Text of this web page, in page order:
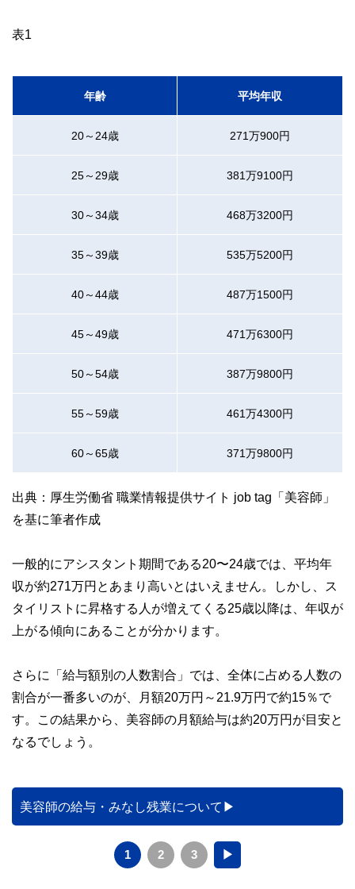
表1
年齢 平均年収
20～24歳 271万900円
25～29歳 381万9100円
30～34歳 468万3200円
35～39歳 535万5200円
40～44歳 487万1500円
45～49歳 471万6300円
50～54歳 387万9800円
55～59歳 461万4300円
60～65歳 371万9800円
出典：厚生労働省 職業情報提供サイト job tag「美容師」
を基に筆者作成
一般的にアシスタント期間である20〜24歳では、平均年
収が約271万円とあまり高いとはいえません。しかし、ス
タイリストに昇格する人が増えてくる25歳以降は、年収が
上がる傾向にあることが分かります。
さらに「給与額別の人数割合」では、全体に占める人数の
割合が一番多いのが、月額20万円～21.9万円で約15％で
す。この結果から、美容師の月額給与は約20万円が目安と
なるでしょう。
美容師の給与・みなし残業について
1 2 3 ▶